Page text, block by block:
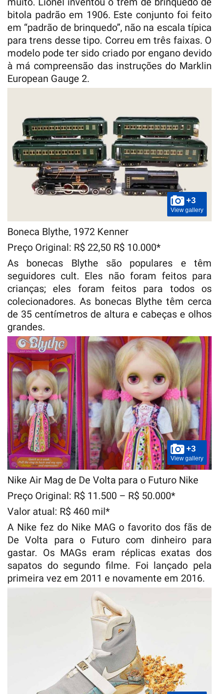
bitola padrão em 1906. Este conjunto foi feito
em “padrão de brinquedo”, não na escala típica
para trens desse tipo. Correu em três faixas. O
modelo pode ter sido criado por engano devido
à má compreensão das instruções do Marklin
European Gauge 2.
+3
View gallery
Boneca Blythe, 1972 Kenner
Preço Original: R$ 22,50 R$ 10.000*
As bonecas Blythe são populares e têm
seguidores cult. Eles não foram feitos para
crianças; eles foram feitos para todos os
colecionadores. As bonecas Blythe têm cerca
de 35 centímetros de altura e cabeças e olhos
grandes.
+3
View gallery
Nike Air Mag de De Volta para o Futuro Nike
Preço Original: R$ 11.500 – R$ 50.000*
Valor atual: R$ 460 mil*
A Nike fez do Nike MAG o favorito dos fãs de
De Volta para o Futuro com dinheiro para
gastar. Os MAGs eram réplicas exatas dos
sapatos do segundo filme. Foi lançado pela
primeira vez em 2011 e novamente em 2016.